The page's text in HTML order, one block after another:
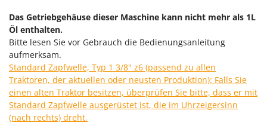
T
Teppichreiniger und Teppichbodenreiniger
Thermische und mechanische Unkrautbrenner
Tomatenpressen
Tragbare Powerstationen
Traktor-Heckenscheren mit Ausleger
Iseki
Italyco
ITM
J JOLLY ITALIA
K
Das Getriebgehäuse dieser Maschine kann nicht mehr als 1L
Öl enthalten.
Bitte lesen Sie vor Gebrauch die Bedienungsanleitung
aufmerksam.
Standard Zapfwelle, Typ 1 3/8" z6 (passend zu allen
Traktoren, der aktuellen oder neusten Produktion): Falls Sie
einen alten Traktor besitzen, überprüfen Sie bitte, dass er mit
Standard Zapfwelle ausgerüstet ist, die im Uhrzeigersinn
(nach rechts) dreht.